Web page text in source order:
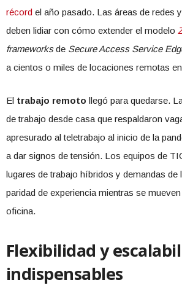
récord el año pasado. Las áreas de redes
deben lidiar con cómo extender el modelo
frameworksde Secure Access Service
a cientos o miles de locaciones remotas
El trabajo remoto llegó para quedarse.
de trabajo desde casa que respaldaron
apresurado al teletrabajo al inicio de la
a dar signos de tensión. Los equipos de
lugares de trabajo híbridos y demandas de
paridad de experiencia mientras se
oficina.
Flexibilidad y
indispensables